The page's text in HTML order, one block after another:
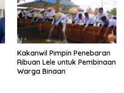
Kakanwil Pimpin Penebaran
Ribuan Lele untuk Pembinaan
Warga Binaan